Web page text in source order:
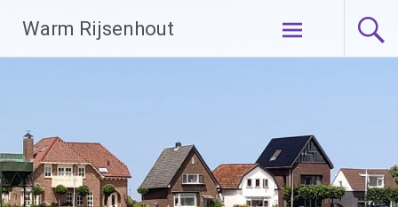
naar
de
Warm Rijsenhout